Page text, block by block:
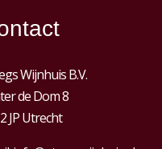
Wijnhuis B.V.
de Dom 8
JP Utrecht